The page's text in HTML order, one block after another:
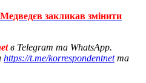
закликав змінити
в Telegram та WhatsApp.
https://t.me/korrespondentnetта